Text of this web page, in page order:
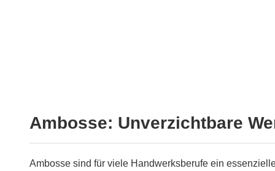
Ambosse: Unverzichtbare
Ambosse sind für viele Handwerksberufe ein